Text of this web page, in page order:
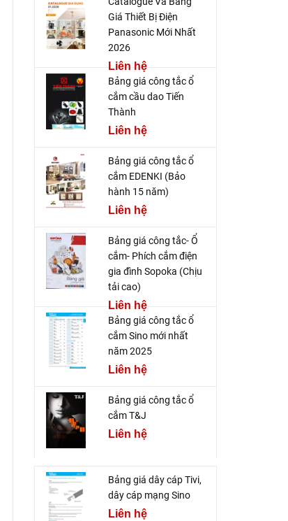
Giá Thiết Bị Điện
Panasonic Mới Nhất
2026
Liên hệ
Bảng giá công tắc ổ
cắm cầu dao Tiến
Thành
Liên hệ
Bảng giá công tắc ổ
cắm EDENKI (Bảo
hành 15 năm)
Liên hệ
Bảng giá công tắc- Ổ
cắm- Phích cắm điện
gia đình Sopoka (Chịu
tải cao)
Liên hệ
Bảng giá công tắc ổ
cắm Sino mới nhất
năm 2025
Liên hệ
Bảng giá công tắc ổ
cắm T&J
Liên hệ
Bảng giá dây cáp Tivi,
dây cáp mạng Sino
Liên hệ